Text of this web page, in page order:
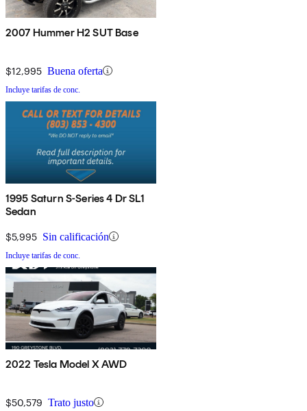
2007 Hummer H2 SUT Base
$12,995 Buena oferta
Incluye tarifas de conc.
1995 Saturn S-Series 4 Dr SL1
Sedan
$5,995 Sin calificación
Incluye tarifas de conc.
2022 Tesla Model X AWD
$50,579 Trato justo